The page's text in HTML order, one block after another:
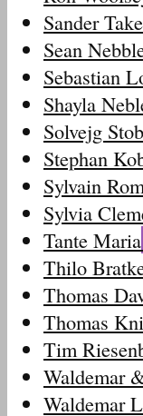
Sander
Sean
Sebastian
Shayla
Solvejg
Stephan
Sylvain
Sylvia
Tante Maria
Thilo
Thomas
Thomas
Tim
Waldemar
Waldemar